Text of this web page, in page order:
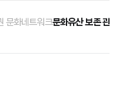
문화네트워크문화유산 보존 관
선택됨